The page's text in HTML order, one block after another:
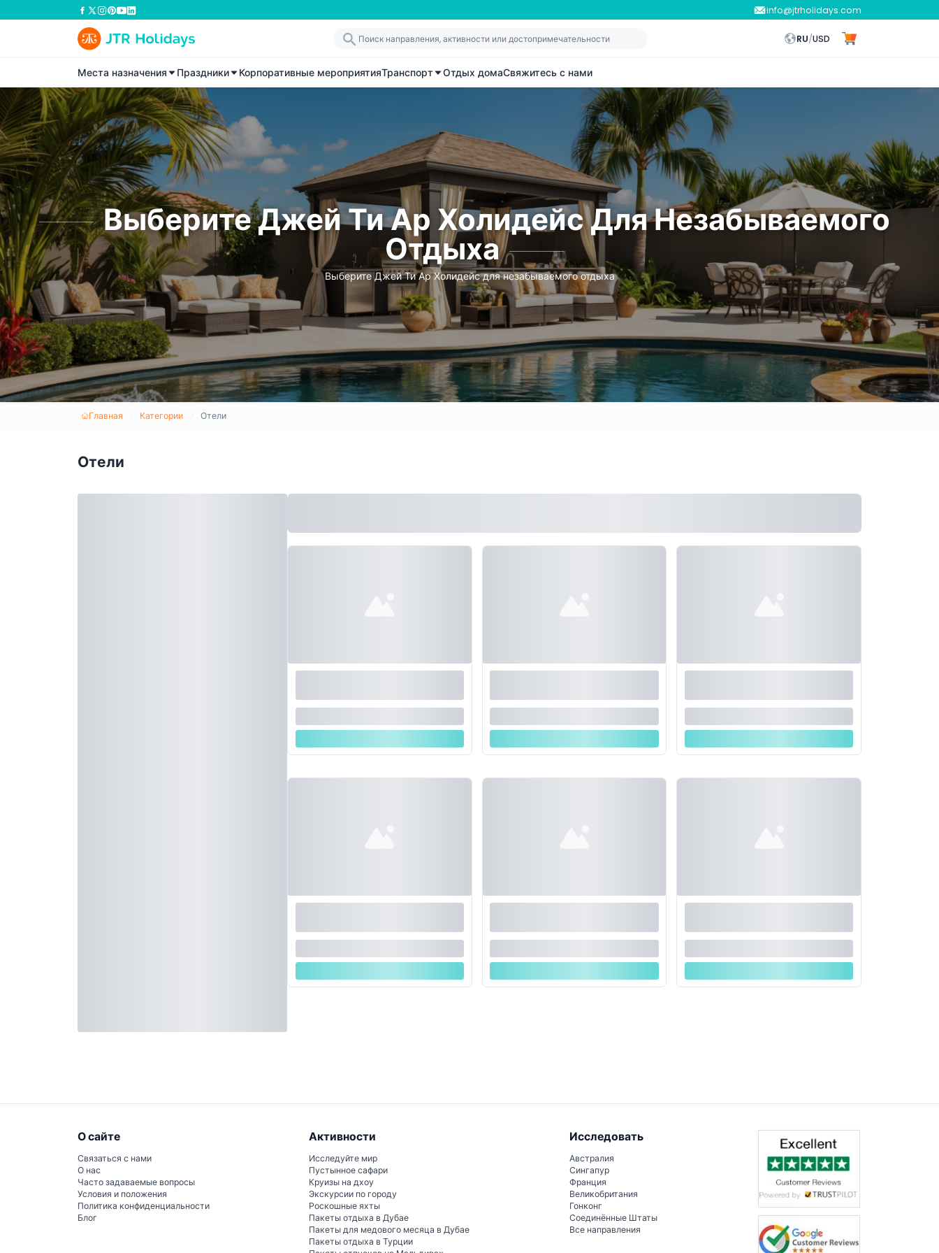
info@jtrholidays.com
RU/USD
Места назначения Праздники Корпоративные мероприятияТранспорт Отдых домаСвяжитесь с нами
Выберите Джей Ти Ар Холидейс Для Незабываемого
Отдыха
Выберите Джей Ти Ар Холидейс для незабываемого отдыха
Главная Категории Отели
Отели
О сайте
Связаться с нами
О нас
Часто задаваемые вопросы
Условия и положения
Политика конфиденциальности
Блог
Активности
Исследуйте мир
Пустынное сафари
Круизы на дхоу
Экскурсии по городу
Роскошные яхты
Пакеты отдыха в Дубае
Пакеты для медового месяца в Дубае
Пакеты отдыха в Турции
Исследовать
Австралия
Сингапур
Франция
Великобритания
Гонконг
Соединённые Штаты
Все направления